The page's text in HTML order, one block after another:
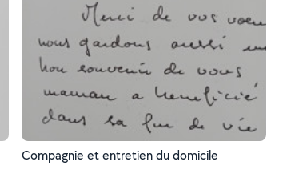
Compagnie et entretien du domicile